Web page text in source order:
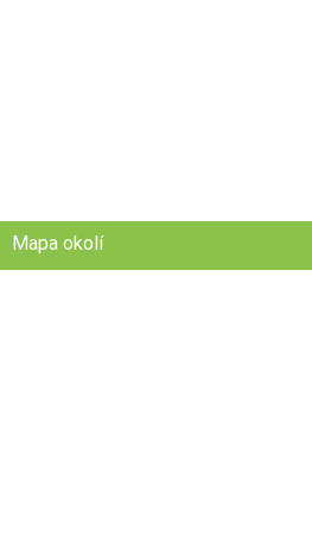
Mapa okolí